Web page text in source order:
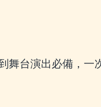
台演出必備，一